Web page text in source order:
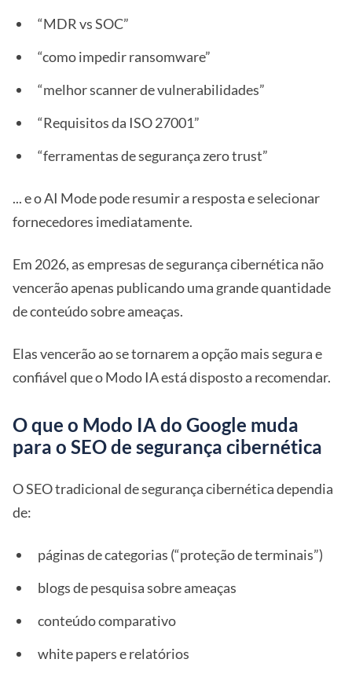
“MDR vs SOC”
“como impedir ransomware”
“melhor scanner de vulnerabilidades”
“Requisitos da ISO 27001”
“ferramentas de segurança zero trust”
... e o AI Mode pode resumir a resposta e selecionar
fornecedores imediatamente.
Em 2026, as empresas de segurança cibernética não
vencerão apenas publicando uma grande quantidade
de conteúdo sobre ameaças.
Elas vencerão ao se tornarem a opção mais segura e
confiável que o Modo IA está disposto a recomendar.
O que o Modo IA do Google muda
para o SEO de segurança cibernética
O SEO tradicional de segurança cibernética dependia
de:
páginas de categorias (“proteção de terminais”)
blogs de pesquisa sobre ameaças
conteúdo comparativo
white papers e relatórios